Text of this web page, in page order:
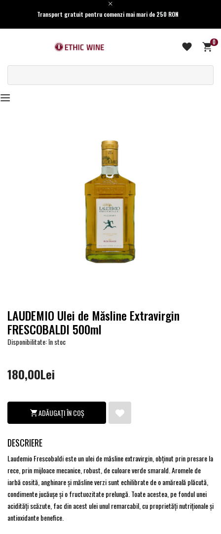
Transport gratuit pentru comenzi mai mari de 250 RON
0
LAUDEMIO Ulei de Măsline Extravirgin
FRESCOBALDI 500ml
Disponibilitate: în stoc
180,00Lei
ADĂUGAȚI ÎN COȘ
DESCRIERE
Laudemio Frescobaldi este un ulei de măsline extravirgin, obţinut prin presare la
rece, prin mijloace mecanice, robust, de culoare verde smarald. Aromele de
iarbă cosită, anghinare şi măsline verzi sunt echilibrate de o amăreală plăcută,
condimente jucăuşe şi o fructuozitate prelungă. Toate acestea, pe fondul unei
acidităţi scăzute, fac din acest ulei unul remarcabil, cu proprietăţi nutriţionale şi
antioxidante benefice.